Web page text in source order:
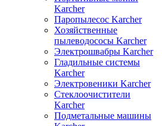
Karcher
Паропылесос Karcher
Хозяйственные
пылеводососы Karcher
Электрошвабры Karcher
Гладильные системы
Karcher
Электровеники Karcher
Стеклоочистители
Karcher
Подметальные машины